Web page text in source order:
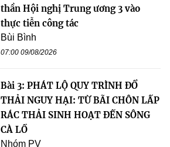
thần Hội nghị Trung ương 3 vào
thực tiễn công tác
Bùi Bình
07:00 09/08/2026
Bài 3: PHÁT LỘ QUY TRÌNH ĐỔ
THẢI NGUY HẠI: TỪ BÃI CHÔN LẤP
RÁC THẢI SINH HOẠT ĐẾN SÔNG
CÀ LỒ
Nhóm PV